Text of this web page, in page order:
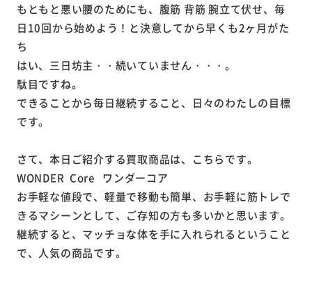
もともと悪い腰のためにも、腹筋 背筋 腕立て伏せ、毎
日10回から始めよう！と決意してから早くも2ヶ月がた
ち
はい、三日坊主・・続いていません・・・。
駄目ですね。
できることから毎日継続すること、日々のわたしの目標
です。
さて、本日ご紹介する買取商品は、こちらです。
WONDER Core ワンダーコア
お手軽な値段で、軽量で移動も簡単、お手軽に筋トレで
きるマシーンとして、ご存知の方も多いかと思います。
継続すると、マッチョな体を手に入れられるということ
で、人気の商品です。